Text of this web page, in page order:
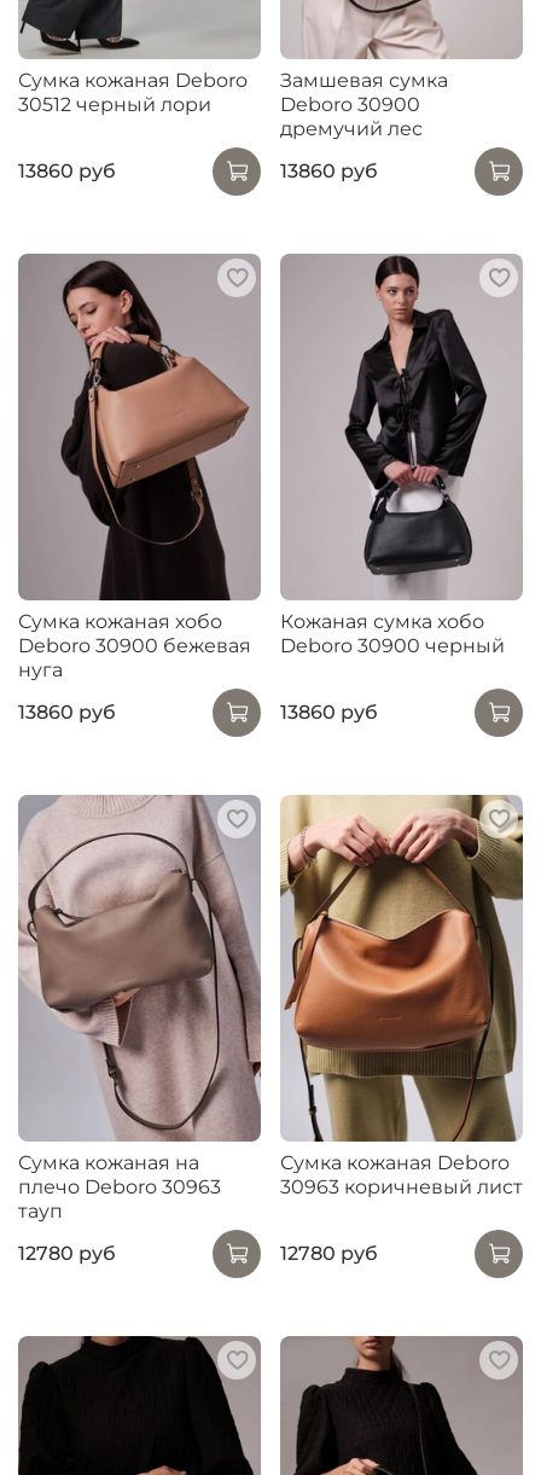
Сумка кожаная Deboro
30512 черный лори
13860 руб
Замшевая сумка
Deboro 30900
дремучий лес
13860 руб
Сумка кожаная хобо
Deboro 30900 бежевая
нуга
13860 руб
Кожаная сумка хобо
Deboro 30900 черный
13860 руб
Сумка кожаная на
плечо Deboro 30963
тауп
12780 руб
Сумка кожаная Deboro
30963 коричневый лист
12780 руб